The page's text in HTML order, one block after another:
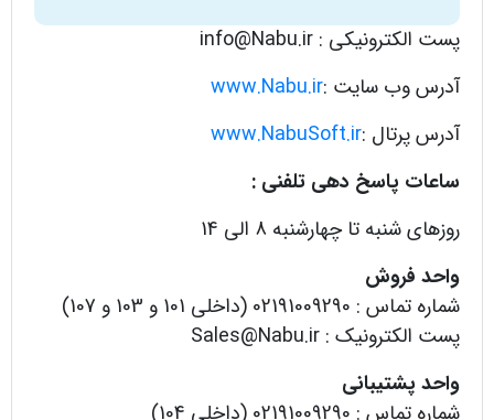
پست الکترونیکی : info@Nabu.ir
آدرس وب سایت :www.Nabu.ir
آدرس پرتال :www.NabuSoft.ir
ساعات پاسخ دهی تلفنی :
روزهای شنبه تا چهارشنبه 8 الی 14
واحد فروش
شماره تماس : 02191009290 (داخلی 101 و 103 و 107)
پست الکترونیک : Sales@Nabu.ir
واحد پشتیبانی
شماره تماس : 02191009290 (داخلی 104)